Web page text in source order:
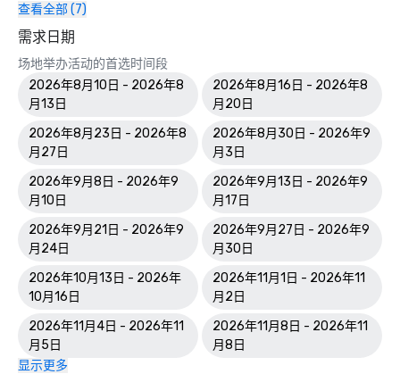
查看全部 (7)
需求日期
场地举办活动的首选时间段
2026年8月10日 - 2026年8
月13日
2026年8月16日 - 2026年8
月20日
2026年8月23日 - 2026年8
月27日
2026年8月30日 - 2026年9
月3日
2026年9月8日 - 2026年9
月10日
2026年9月13日 - 2026年9
月17日
2026年9月21日 - 2026年9
月24日
2026年9月27日 - 2026年9
月30日
2026年10月13日 - 2026年
10月16日
2026年11月1日 - 2026年11
月2日
2026年11月4日 - 2026年11
月5日
2026年11月8日 - 2026年11
月8日
显示更多